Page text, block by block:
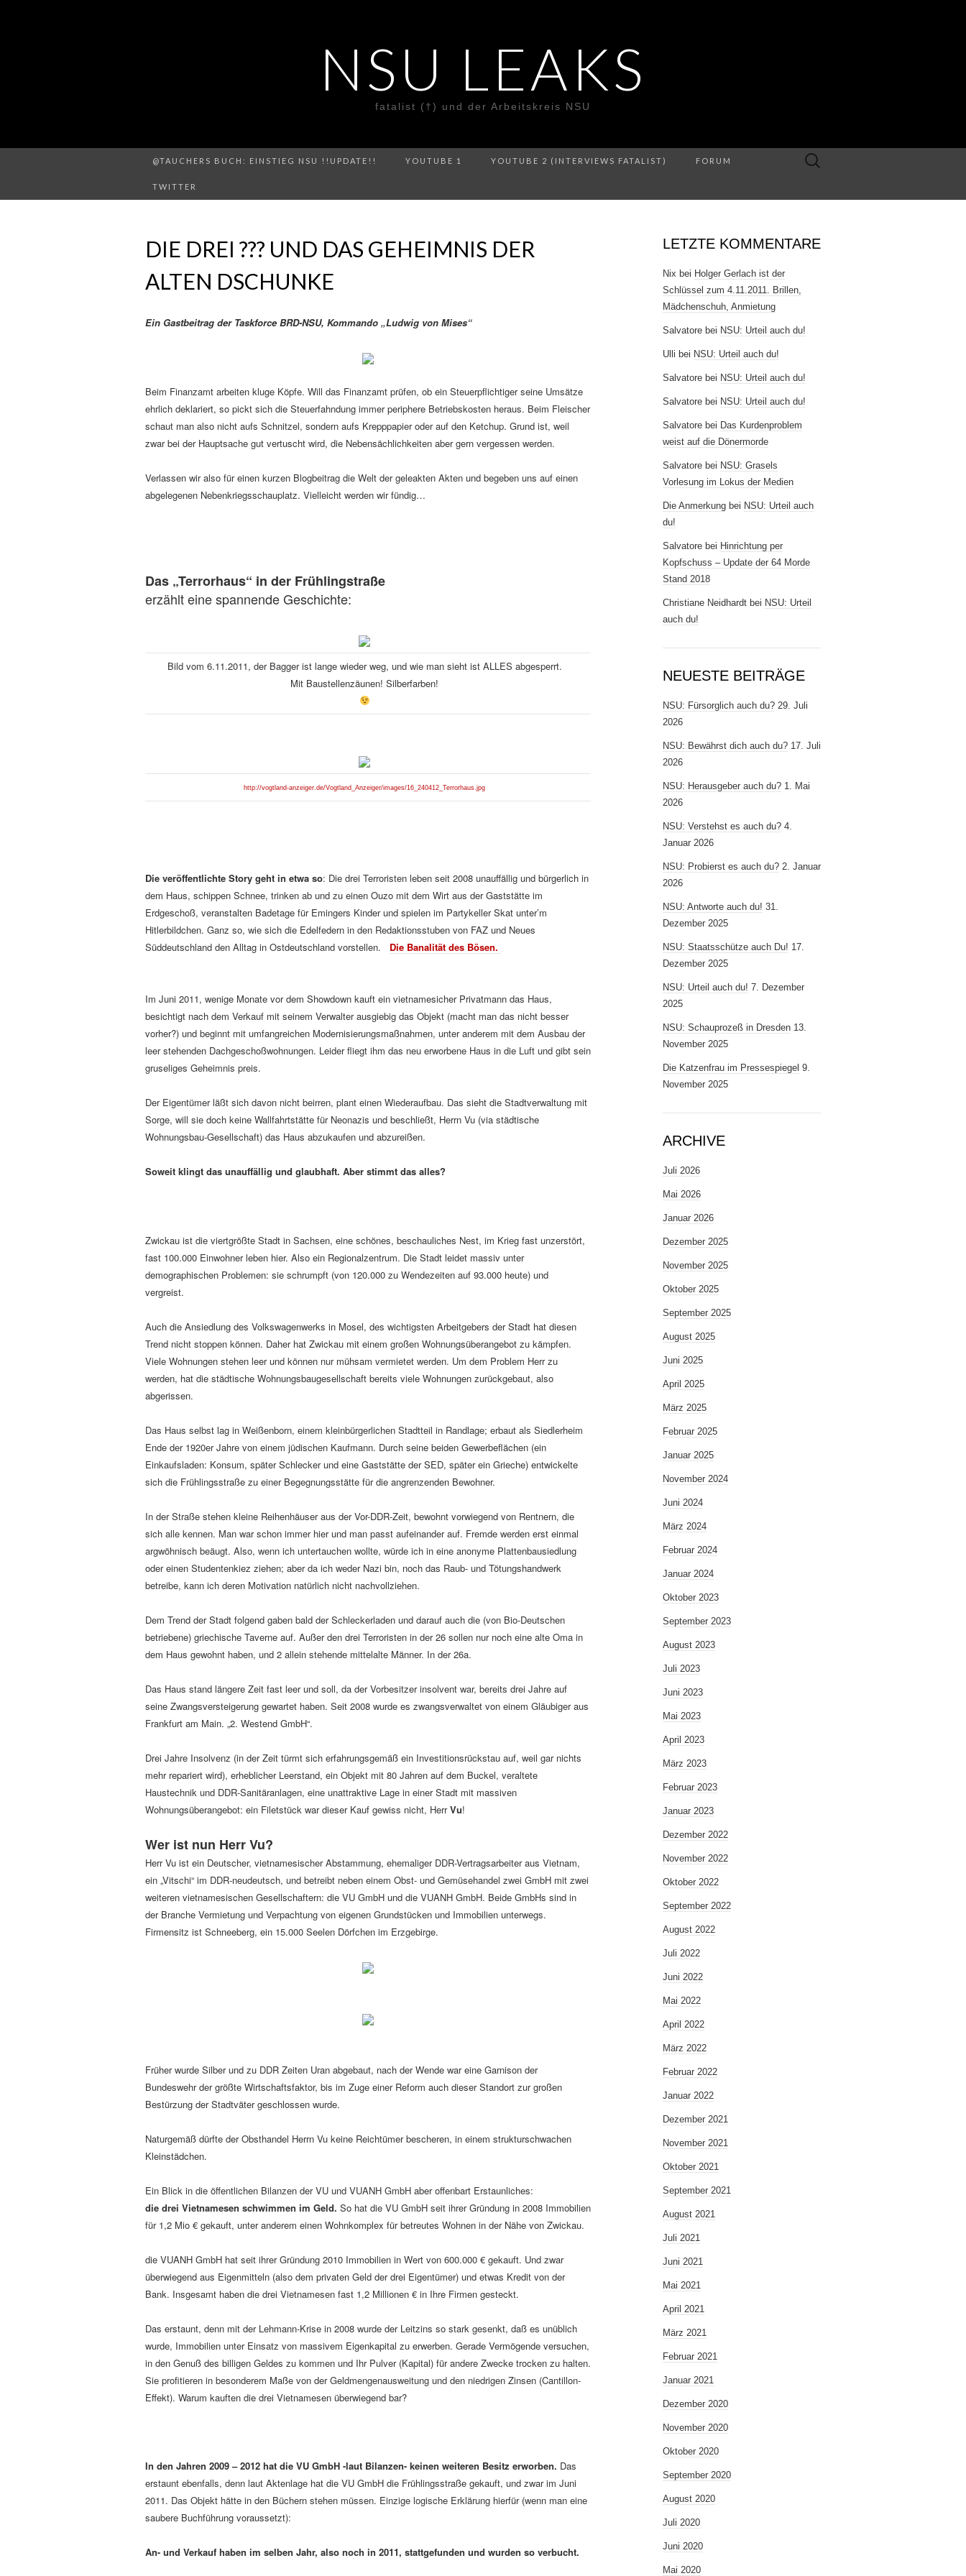
NSU LEAKS
fatalist (†) und der Arbeitskreis NSU
@TAUCHERS BUCH: EINSTIEG NSU !!UPDATE!! YOUTUBE 1 YOUTUBE 2 (INTERVIEWS FATALIST) FORUM
TWITTER
Suche
DIE DREI ??? UND DAS GEHEIMNIS DER
ALTEN DSCHUNKE
Ein Gastbeitrag der Taskforce BRD-NSU, Kommando „Ludwig von Mises“
Beim Finanzamt arbeiten kluge Köpfe. Will das Finanzamt prüfen, ob ein Steuerpflichtiger seine Umsätze
ehrlich deklariert, so pickt sich die Steuerfahndung immer periphere Betriebskosten heraus. Beim Fleischer
schaut man also nicht aufs Schnitzel, sondern aufs Krepppapier oder auf den Ketchup. Grund ist, weil
zwar bei der Hauptsache gut vertuscht wird, die Nebensächlichkeiten aber gern vergessen werden.
Verlassen wir also für einen kurzen Blogbeitrag die Welt der geleakten Akten und begeben uns auf einen
abgelegenen Nebenkriegsschauplatz. Vielleicht werden wir fündig…
Das „Terrorhaus“ in der Frühlingstraße
erzählt eine spannende Geschichte:
Bild vom 6.11.2011, der Bagger ist lange wieder weg, und wie man sieht ist ALLES abgesperrt.
Mit Baustellenzäunen! Silberfarben!
http://vogtland-anzeiger.de/Vogtland_Anzeiger/images/16_240412_Terrorhaus.jpg
Die veröffentlichte Story geht in etwa so: Die drei Terroristen leben seit 2008 unauffällig und bürgerlich in
dem Haus, schippen Schnee, trinken ab und zu einen Ouzo mit dem Wirt aus der Gaststätte im
Erdgeschoß, veranstalten Badetage für Emingers Kinder und spielen im Partykeller Skat unter’m
Hitlerbildchen. Ganz so, wie sich die Edelfedern in den Redaktionsstuben von FAZ und Neues
Süddeutschland den Alltag in Ostdeutschland vorstellen. Die Banalität des Bösen.
Im Juni 2011, wenige Monate vor dem Showdown kauft ein vietnamesicher Privatmann das Haus,
besichtigt nach dem Verkauf mit seinem Verwalter ausgiebig das Objekt (macht man das nicht besser
vorher?) und beginnt mit umfangreichen Modernisierungsmaßnahmen, unter anderem mit dem Ausbau der
leer stehenden Dachgeschoßwohnungen. Leider fliegt ihm das neu erworbene Haus in die Luft und gibt sein
gruseliges Geheimnis preis.
Der Eigentümer läßt sich davon nicht beirren, plant einen Wiederaufbau. Das sieht die Stadtverwaltung mit
Sorge, will sie doch keine Wallfahrtstätte für Neonazis und beschließt, Herrn Vu (via städtische
Wohnungsbau-Gesellschaft) das Haus abzukaufen und abzureißen.
Soweit klingt das unauffällig und glaubhaft. Aber stimmt das alles?
Zwickau ist die viertgrößte Stadt in Sachsen, eine schönes, beschauliches Nest, im Krieg fast unzerstört,
fast 100.000 Einwohner leben hier. Also ein Regionalzentrum. Die Stadt leidet massiv unter
demographischen Problemen: sie schrumpft (von 120.000 zu Wendezeiten auf 93.000 heute) und
vergreist.
Auch die Ansiedlung des Volkswagenwerks in Mosel, des wichtigsten Arbeitgebers der Stadt hat diesen
Trend nicht stoppen können. Daher hat Zwickau mit einem großen Wohnungsüberangebot zu kämpfen.
Viele Wohnungen stehen leer und können nur mühsam vermietet werden. Um dem Problem Herr zu
werden, hat die städtische Wohnungsbaugesellschaft bereits viele Wohnungen zurückgebaut, also
abgerissen.
Das Haus selbst lag in Weißenborn, einem kleinbürgerlichen Stadtteil in Randlage; erbaut als Siedlerheim
Ende der 1920er Jahre von einem jüdischen Kaufmann. Durch seine beiden Gewerbeflächen (ein
Einkaufsladen: Konsum, später Schlecker und eine Gaststätte der SED, später ein Grieche) entwickelte
sich die Frühlingsstraße zu einer Begegnungsstätte für die angrenzenden Bewohner.
In der Straße stehen kleine Reihenhäuser aus der Vor-DDR-Zeit, bewohnt vorwiegend von Rentnern, die
sich alle kennen. Man war schon immer hier und man passt aufeinander auf. Fremde werden erst einmal
argwöhnisch beäugt. Also, wenn ich untertauchen wollte, würde ich in eine anonyme Plattenbausiedlung
oder einen Studentenkiez ziehen; aber da ich weder Nazi bin, noch das Raub- und Tötungshandwerk
betreibe, kann ich deren Motivation natürlich nicht nachvollziehen.
Dem Trend der Stadt folgend gaben bald der Schleckerladen und darauf auch die (von Bio-Deutschen
betriebene) griechische Taverne auf. Außer den drei Terroristen in der 26 sollen nur noch eine alte Oma in
dem Haus gewohnt haben, und 2 allein stehende mittelalte Männer. In der 26a.
Das Haus stand längere Zeit fast leer und soll, da der Vorbesitzer insolvent war, bereits drei Jahre auf
seine Zwangsversteigerung gewartet haben. Seit 2008 wurde es zwangsverwaltet von einem Gläubiger aus
Frankfurt am Main. „2. Westend GmbH“.
Drei Jahre Insolvenz (in der Zeit türmt sich erfahrungsgemäß ein Investitionsrückstau auf, weil gar nichts
mehr repariert wird), erheblicher Leerstand, ein Objekt mit 80 Jahren auf dem Buckel, veraltete
Haustechnik und DDR-Sanitäranlagen, eine unattraktive Lage in einer Stadt mit massiven
Wohnungsüberangebot: ein Filetstück war dieser Kauf gewiss nicht, HerrVu!
Wer ist nun Herr Vu?
Herr Vu ist ein Deutscher, vietnamesischer Abstammung, ehemaliger DDR-Vertragsarbeiter aus Vietnam,
ein „Vitschi“ im DDR-neudeutsch, und betreibt neben einem Obst- und Gemüsehandel zwei GmbH mit zwei
weiteren vietnamesischen Gesellschaftern: die VU GmbH und die VUANH GmbH. Beide GmbHs sind in
der Branche Vermietung und Verpachtung von eigenen Grundstücken und Immobilien unterwegs.
Firmensitz ist Schneeberg, ein 15.000 Seelen Dörfchen im Erzgebirge.
Früher wurde Silber und zu DDR Zeiten Uran abgebaut, nach der Wende war eine Garnison der
Bundeswehr der größte Wirtschaftsfaktor, bis im Zuge einer Reform auch dieser Standort zur großen
Bestürzung der Stadtväter geschlossen wurde.
Naturgemäß dürfte der Obsthandel Herrn Vu keine Reichtümer bescheren, in einem strukturschwachen
Kleinstädchen.
Ein Blick in die öffentlichen Bilanzen der VU und VUANH GmbH aber offenbart Erstaunliches:
die drei Vietnamesen schwimmen im Geld. So hat die VU GmbH seit ihrer Gründung in 2008 Immobilien
für 1,2 Mio € gekauft, unter anderem einen Wohnkomplex für betreutes Wohnen in der Nähe von Zwickau.
die VUANH GmbH hat seit ihrer Gründung 2010 Immobilien in Wert von 600.000 € gekauft. Und zwar
überwiegend aus Eigenmitteln (also dem privaten Geld der drei Eigentümer) und etwas Kredit von der
Bank. Insgesamt haben die drei Vietnamesen fast 1,2 Millionen € in Ihre Firmen gesteckt.
Das erstaunt, denn mit der Lehmann-Krise in 2008 wurde der Leitzins so stark gesenkt, daß es unüblich
wurde, Immobilien unter Einsatz von massivem Eigenkapital zu erwerben. Gerade Vermögende versuchen,
in den Genuß des billigen Geldes zu kommen und Ihr Pulver (Kapital) für andere Zwecke trocken zu halten.
Sie profitieren in besonderem Maße von der Geldmengenausweitung und den niedrigen Zinsen (Cantillon-
Effekt). Warum kauften die drei Vietnamesen überwiegend bar?
In den Jahren 2009 – 2012 hat die VU GmbH -laut Bilanzen- keinen weiteren Besitz erworben. Das
erstaunt ebenfalls, denn laut Aktenlage hat die VU GmbH die Frühlingsstraße gekauft, und zwar im Juni
2011. Das Objekt hätte in den Büchern stehen müssen. Einzige logische Erklärung hierfür (wenn man eine
saubere Buchführung voraussetzt):
An- und Verkauf haben im selben Jahr, also noch in 2011, stattgefunden und wurden so verbucht.
LETZTE KOMMENTARE
Nix bei Holger Gerlach ist der
Schlüssel zum 4.11.2011. Brillen,
Mädchenschuh, Anmietung
Salvatore bei NSU: Urteil auch du!
Ulli bei NSU: Urteil auch du!
Salvatore bei NSU: Urteil auch du!
Salvatore bei NSU: Urteil auch du!
Salvatore bei Das Kurdenproblem
weist auf die Dönermorde
Salvatore bei NSU: Grasels
Vorlesung im Lokus der Medien
Die Anmerkung bei NSU: Urteil auch
du!
Salvatore bei Hinrichtung per
Kopfschuss – Update der 64 Morde
Stand 2018
Christiane Neidhardt bei NSU: Urteil
auch du!
NEUESTE BEITRÄGE
NSU: Fürsorglich auch du? 29. Juli
2026
NSU: Bewährst dich auch du? 17. Juli
2026
NSU: Herausgeber auch du? 1. Mai
2026
NSU: Verstehst es auch du? 4.
Januar 2026
NSU: Probierst es auch du? 2. Januar
2026
NSU: Antworte auch du! 31.
Dezember 2025
NSU: Staatsschütze auch Du! 17.
Dezember 2025
NSU: Urteil auch du! 7. Dezember
2025
NSU: Schauprozeß in Dresden 13.
November 2025
Die Katzenfrau im Pressespiegel 9.
November 2025
ARCHIVE
Juli 2026
Mai 2026
Januar 2026
Dezember 2025
November 2025
Oktober 2025
September 2025
August 2025
Juni 2025
April 2025
März 2025
Februar 2025
Januar 2025
November 2024
Juni 2024
März 2024
Februar 2024
Januar 2024
Oktober 2023
September 2023
August 2023
Juli 2023
Juni 2023
Mai 2023
April 2023
März 2023
Februar 2023
Januar 2023
Dezember 2022
November 2022
Oktober 2022
September 2022
August 2022
Juli 2022
Juni 2022
Mai 2022
April 2022
März 2022
Februar 2022
Januar 2022
Dezember 2021
November 2021
Oktober 2021
September 2021
August 2021
Juli 2021
Juni 2021
Mai 2021
April 2021
März 2021
Februar 2021
Januar 2021
Dezember 2020
November 2020
Oktober 2020
September 2020
August 2020
Juli 2020
Juni 2020
Mai 2020